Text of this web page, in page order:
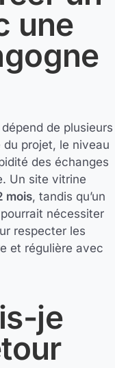
une
de plusieurs
projet, le niveau
des échanges
Un site vitrine
mois, tandis qu’un
nécessiter
respecter les
et régulière avec
je